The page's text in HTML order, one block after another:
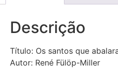
Descrição
Título: Os santos que
Autor: René Fülöp-Miller